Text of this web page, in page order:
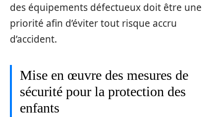
des équipements défectueux doit être une
priorité afin d’éviter tout risque accru
d’accident.
Mise en œuvre des mesures de
sécurité pour la protection des
enfants